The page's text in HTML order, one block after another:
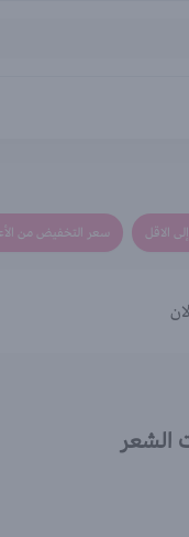
الاقل سعر التخفيض من
الشعر